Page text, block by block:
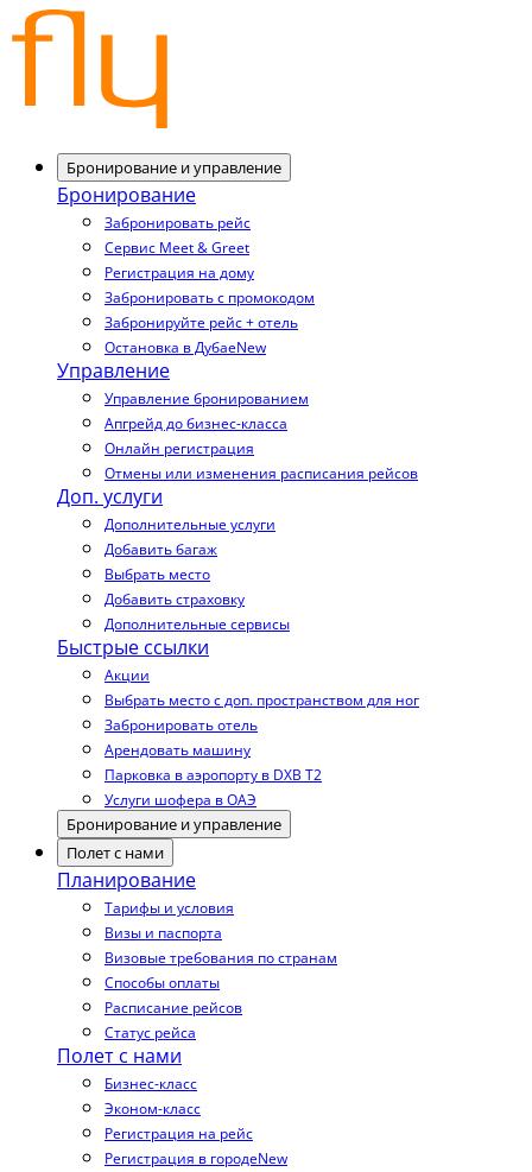
Бронирование и управление
Бронирование
Забронировать рейс
Сервис Meet & Greet
Регистрация на дому
Забронировать с промокодом
Забронируйте рейс + отель
Остановка в ДубаеNew
Управление
Управление бронированием
Апгрейд до бизнес-класса
Онлайн регистрация
Отмены или изменения расписания рейсов
Доп. услуги
Дополнительные услуги
Добавить багаж
Выбрать место
Добавить страховку
Дополнительные сервисы
Быстрые ссылки
Акции
Выбрать место с доп. пространством для ног
Забронировать отель
Арендовать машину
Парковка в аэропорту в DXB T2
Услуги шофера в ОАЭ
Бронирование и управление
Полет с нами
Планирование
Тарифы и условия
Визы и паспорта
Визовые требования по странам
Способы оплаты
Расписание рейсов
Статус рейса
Полет с нами
Бизнес-класс
Эконом-класс
Регистрация на рейс
Регистрация в городеNew